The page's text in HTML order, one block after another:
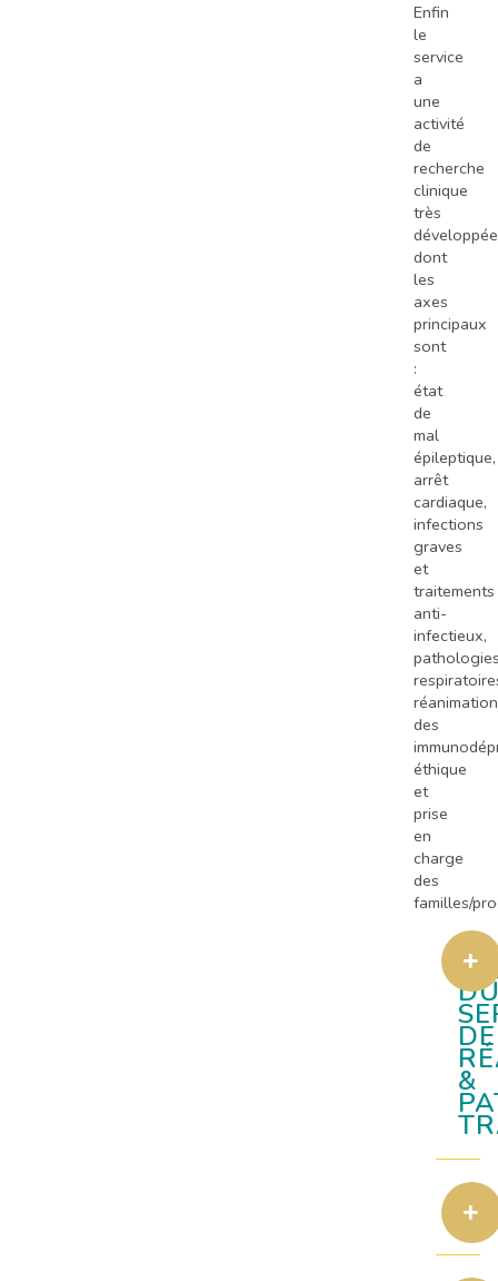
Enfin
le
service
a
une
activité
de
recherche
clinique
très
dont
les
axes
principaux
sont
:
état
de
mal
épileptique,
arrêt
cardiaque,
infections
graves
et
traitements
anti-
infectieux,
réanimation
des
éthique
et
prise
en
charge
des
familles/
DE
&